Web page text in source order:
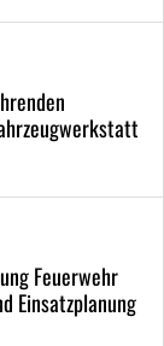
Feuerwehr
Einsatzplanung